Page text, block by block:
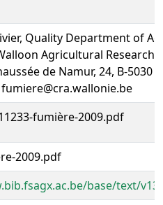
Quality Department of
Agricultural Research
de Namur, 24, B-5030
fumière-2009.pdf
2009.pdf
base/text/